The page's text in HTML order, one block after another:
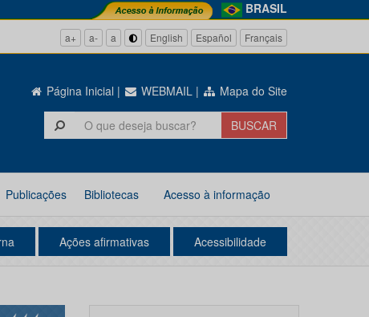
BRASIL
a+ a- a English Español Français
Página Inicial | WEBMAIL | Mapa do Site
Publicações Bibliotecas Acesso à informação
Ações afirmativas Acessibilidade